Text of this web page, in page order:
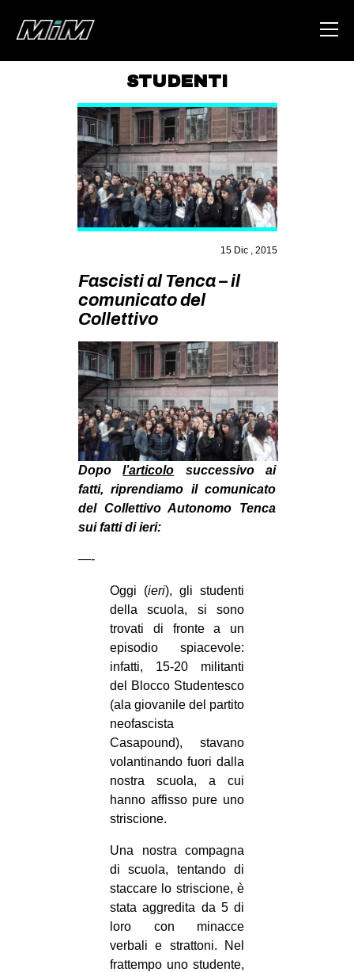
ABOUT
AREA
DEGENERAZIONE
GAZA FREESTYLE
CSOA LAMBRETTA
MSM
STUDENTI TSUNAMI
MILANO
MOBILITAZIONI
SPAZI
SPORT POPOLARE
MOVIMENTI
AMBIENTE
ANTIFASCISMO
GENERI
MIGRAZIONI
REPRESSIONE
STUDENTI
CULTURE
ARTE
CINEMA
MANIFESTI
RECENSIONI
INTERNAZIONALE
AMERICHE
STUDENTI
15 Dic , 2015
Fascisti al Tenca – il
comunicato del
Collettivo
Dopol’articolo successivo ai
fatti, riprendiamo il comunicato
del Collettivo Autonomo Tenca
sui fatti di ieri:
—-
Oggi (ieri), gli studenti
della scuola, si sono
trovati di fronte a un
episodio spiacevole:
infatti, 15-20 militanti
del Blocco Studentesco
(ala giovanile del partito
neofascista
Casapound), stavano
volantinando fuori dalla
nostra scuola, a cui
hanno affisso pure uno
striscione.
Una nostra compagna
di scuola, tentando di
staccare lo striscione, è
stata aggredita da 5 di
loro con minacce
verbali e strattoni. Nel
frattempo uno studente,